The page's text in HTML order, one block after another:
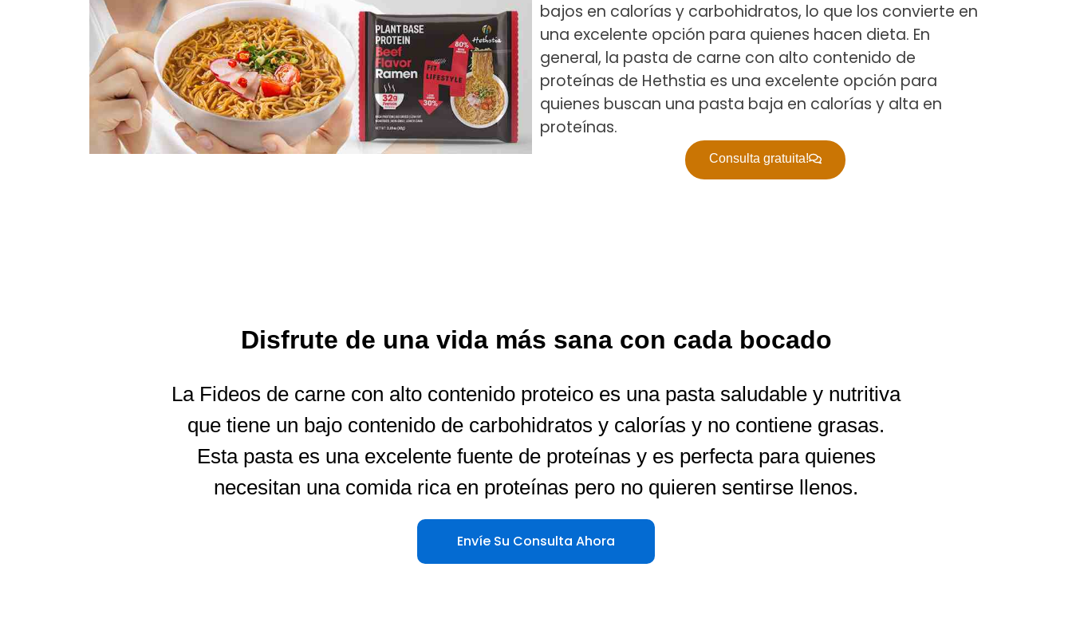
bajos en calorías y carbohidratos, lo que los convierte en
una excelente opción para quienes hacen dieta. En
general, la pasta de carne con alto contenido de
proteínas de Hethstia es una excelente opción para
quienes buscan una pasta baja en calorías y alta en
proteínas.
Consulta gratuita!
Disfrute de una vida más sana con cada bocado
La Fideos de carne con alto contenido proteico es una pasta saludable y nutritiva
que tiene un bajo contenido de carbohidratos y calorías y no contiene grasas.
Esta pasta es una excelente fuente de proteínas y es perfecta para quienes
necesitan una comida rica en proteínas pero no quieren sentirse llenos.
Envíe Su Consulta Ahora